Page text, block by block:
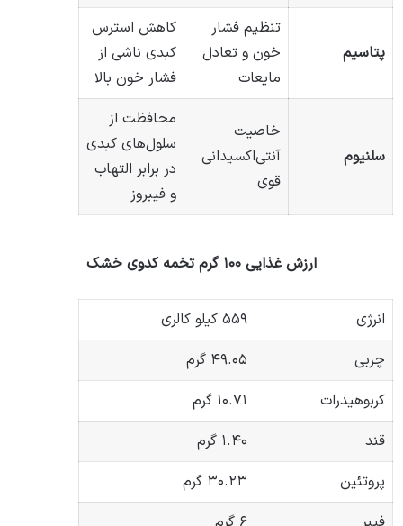
پتاسیم
تنظیم فشار
خون و تعادل
مایعات
کاهش استرس
کبدی ناشی از
فشار خون بالا
سلنیوم
خاصیت
آنتی‌اکسیدانی
قوی
محافظت از
سلول‌های کبدی
در برابر التهاب
و فیبروز
ارزش غذایی ۱۰۰ گرم تخمه کدوی خشک
انرژی
۵۵۹ کیلو کالری
چربی
۴۹.۰۵ گرم
کربوهیدرات
۱۰.۷۱ گرم
قند
۱.۴۰ گرم
پروتئین
۳۰.۲۳ گرم